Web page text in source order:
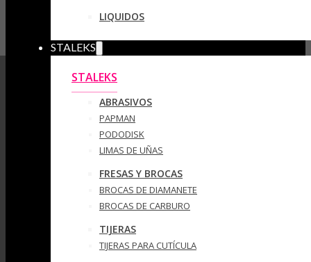
LIQUIDOS
STALEKS
STALEKS
ABRASIVOS
PAPMAN
PODODISK
LIMAS DE UÑAS
FRESAS Y BROCAS
BROCAS DE DIAMANETE
BROCAS DE CARBURO
TIJERAS
TIJERAS PARA CUTÍCULA